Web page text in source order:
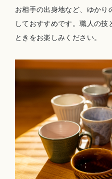
お相手の出身地など、ゆかり
しておすすめです。職人の技
ときをお楽しみください。